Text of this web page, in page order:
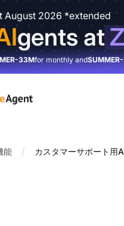
August 2026 *extended
gents at
33Mfor monthly and
能 / カスタマーサポート用